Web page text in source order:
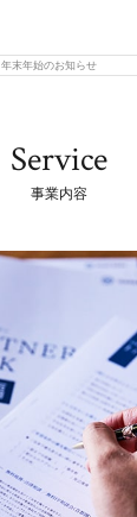
年末年始のお知らせ
Service
事業内容